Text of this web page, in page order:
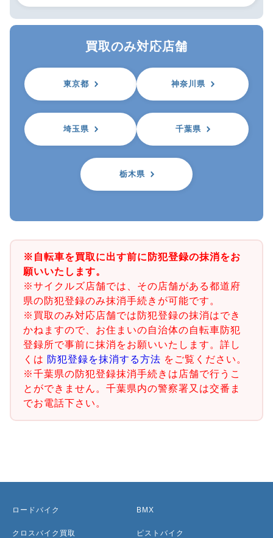
買取のみ対応店舗
東京都 神奈川県
埼玉県 千葉県
栃木県
※自転車を買取に出す前に防犯登録の抹消をお
願いいたします。
※サイクルズ店舗では、その店舗がある都道府
県の防犯登録のみ抹消手続きが可能です。
※買取のみ対応店舗では防犯登録の抹消はでき
かねますので、お住まいの自治体の自転車防犯
登録所で事前に抹消をお願いいたします。詳し
くは 防犯登録を抹消する方法 をご覧ください。
※千葉県の防犯登録抹消手続きは店舗で行うこ
とができません。千葉県内の警察署又は交番ま
でお電話下さい。
ロードバイク
クロスバイク買取
BMX
ピストバイク